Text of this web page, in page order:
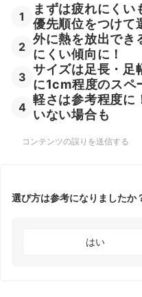
1
まずは疲れにくい
優先順位をつけて
2
外に熱を放出でき
にくい傾向に！
3
サイズは足長・足
に1cm程度のスペ
4
軽さは参考程度に
いない場合も
コンテンツの誤りを送信する
選び方は参考になりましたか
はい